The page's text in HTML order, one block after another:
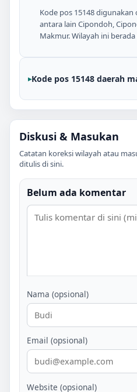
Kode pos 15148
antara lain Cipondoh,
Makmur. Wilayah ini
Kode pos 15148 daerah
Diskusi & Masukan
Catatan koreksi wilayah atau
ditulis di sini.
Belum ada komentar
Nama (opsional)
Email (opsional)
Website (opsional)